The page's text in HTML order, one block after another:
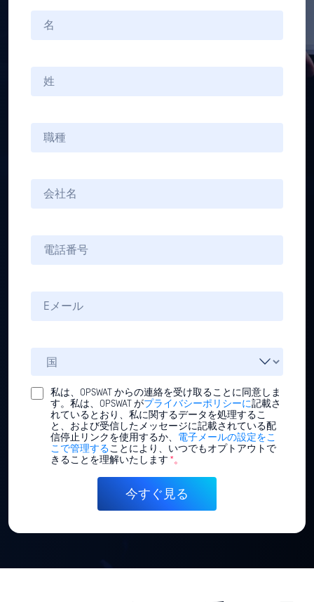
私は、OPSWAT からの連絡を受け取ることに同意しま
す。私は、OPSWAT がプライバシーポリシーに記載さ
れているとおり、私に関するデータを処理するこ
と、および受信したメッセージに記載されている配
信停止リンクを使用するか、 電子メールの設定をこ
こで管理することにより、いつでもオプトアウトで
きることを理解いたします *。